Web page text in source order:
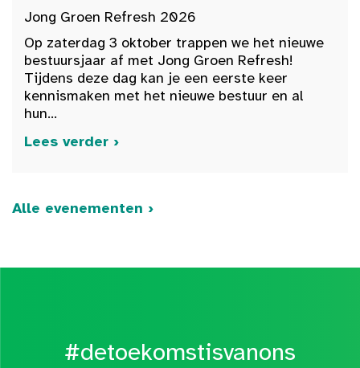
Jong Groen Refresh 2026
Op zaterdag 3 oktober trappen we het nieuwe
bestuursjaar af met Jong Groen Refresh!
Tijdens deze dag kan je een eerste keer
kennismaken met het nieuwe bestuur en al
hun...
Lees verder ›
Alle evenementen ›
#detoekomstisvanons